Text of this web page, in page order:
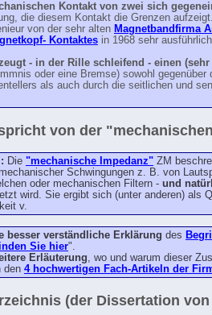
Kontakt von zwei sich
die diesem Kontakt die Grenzen
von der sehr alten Magnetbandfirma
Kontaktes in 1968 sehr
- in der Rille schleifend - einen
oder eine Bremse) sowohl gegenüber
als auch durch die seitlichen und
von der
Die "mechanische Impedanz" ZM
Schwingungen z. B. von
oder mechanischen Filtern - und
wird. Sie ergibt sich (unter anderen) als
v.
besser verständliche Erklärung des
Sie hier".
Erläuterung, wo und warum dieser
den 4 hochwertigen Fach-Artikeln der
(der Dissertation von